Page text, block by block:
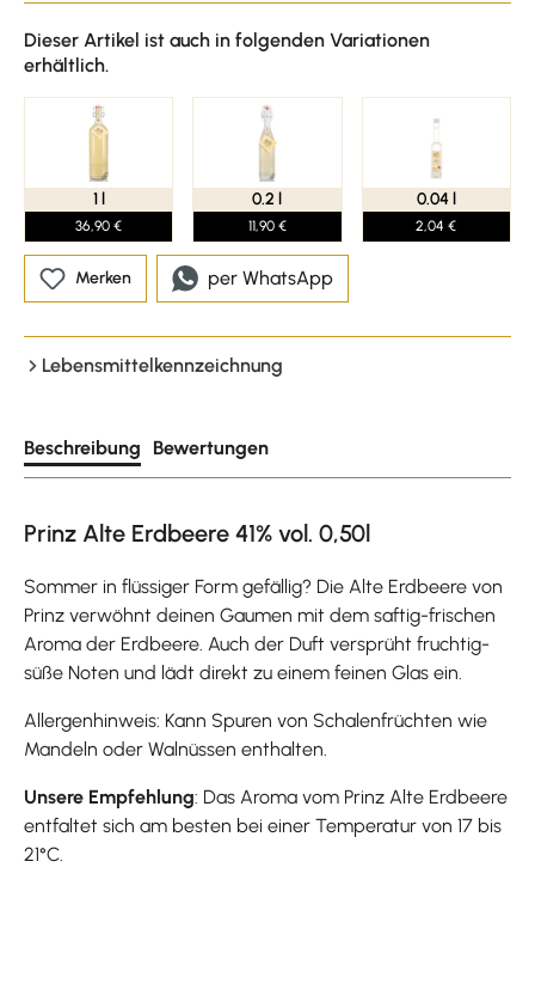
Dieser Artikel ist auch in folgenden Variationen
erhältlich.
1 l
36,90 €
0.2 l
11,90 €
0.04 l
2,04 €
Merken per WhatsApp
Lebensmittelkennzeichnung
Beschreibung Bewertungen
Prinz Alte Erdbeere 41% vol. 0,50l
Sommer in flüssiger Form gefällig? Die Alte Erdbeere von
Prinz verwöhnt deinen Gaumen mit dem saftig-frischen
Aroma der Erdbeere. Auch der Duft versprüht fruchtig-
süße Noten und lädt direkt zu einem feinen Glas ein.
Allergenhinweis: Kann Spuren von Schalenfrüchten wie
Mandeln oder Walnüssen enthalten.
Unsere Empfehlung: Das Aroma vom Prinz Alte Erdbeere
entfaltet sich am besten bei einer Temperatur von 17 bis
21°C.